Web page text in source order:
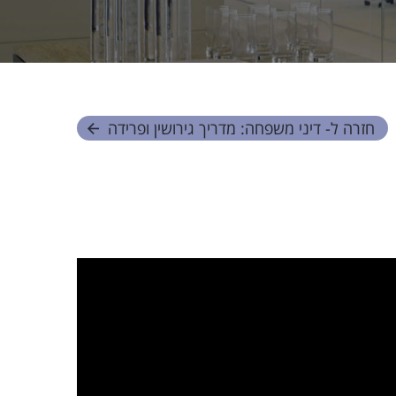
חזרה ל- דיני משפחה: מדריך גירושין ופרידה